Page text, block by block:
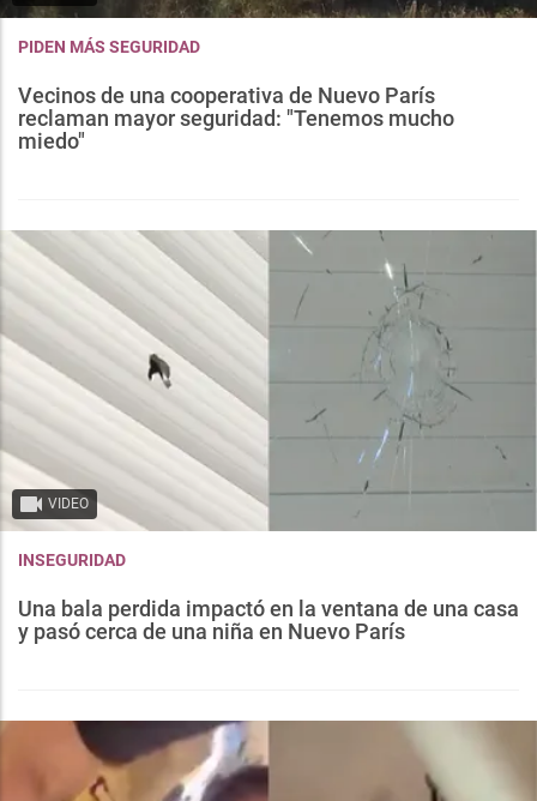
PIDEN MÁS SEGURIDAD
Vecinos de una cooperativa de Nuevo París
reclaman mayor seguridad: "Tenemos mucho
miedo"
VIDEO
INSEGURIDAD
Una bala perdida impactó en la ventana de una casa
y pasó cerca de una niña en Nuevo París